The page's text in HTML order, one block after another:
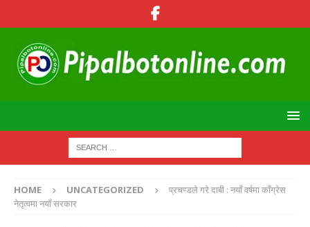
HOME UNCATEGORIZED
प्रचण्डले गरे दाबी : नयाँ वर्षमा काँग्रेस
नेतृत्वमा नयाँ सरकार